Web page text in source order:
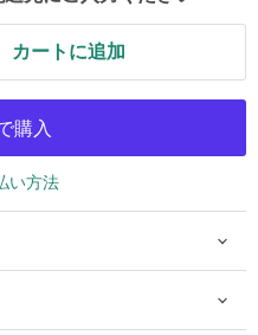
カートに追加
い方法